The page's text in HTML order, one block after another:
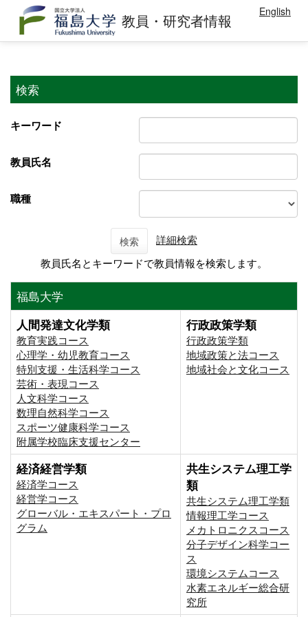
教員・研究者情報 English
検索
キーワード
教員氏名
職種
検索
詳細検索
教員氏名とキーワードで教員情報を検索します。
福島大学
人間発達文化学類
教育実践コース
心理学・幼児教育コース
特別支援・生活科学コース
芸術・表現コース
人文科学コース
数理自然科学コース
スポーツ健康科学コース
附属学校臨床支援センター
行政政策学類
行政政策学類
地域政策と法コース
地域社会と文化コース
経済経営学類
経済学コース
経営学コース
グローバル・エキスパート・プロ
グラム
共生システム理工学
類
共生システム理工学類
情報理工学コース
メカトロニクスコース
分子デザイン科学コー
ス
環境システムコース
⽔素エネルギー総合研
究所